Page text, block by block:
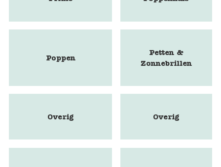
Poppen
Petten &
Zonnebrillen
Overig Overig